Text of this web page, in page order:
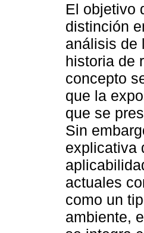
El objetivo
distinción
análisis de
historia de
concepto
que la
que se
Sin
explicativa
actuales
como un
ambiente,